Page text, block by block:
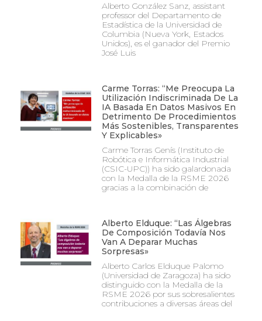
Alberto González Sanz, assistant
professor del Departamento de
Estadística de la Universidad de
Columbia (Nueva York, Estados
Unidos), es el ganador del Premio
José Luis
Carme Torras: “Me Preocupa La
Utilización Indiscriminada De La
IA Basada En Datos Masivos En
Detrimento De Procedimientos
Más Sostenibles, Transparentes
Y Explicables»
Carme Torras Genís (Instituto de
Robótica e Informática Industrial
(CSIC-UPC)) ha sido galardonada
con la Medalla de la RSME 2026
gracias a la combinación de
Alberto Elduque: “Las Álgebras
De Composición Todavía Nos
Van A Deparar Muchas
Sorpresas»
Alberto Carlos Elduque Palomo
(Universidad de Zaragoza) ha sido
distinguido con la Medalla de la
RSME 2026 por sus sobresalientes
contribuciones a diversas áreas del